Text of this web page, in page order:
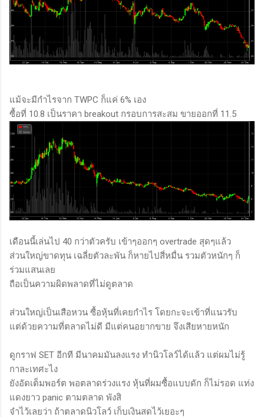
แม้จะมีกำไรจาก TWPC ก็แค่ 6% เอง
ซื้อที่ 10.8 เป็นราคา breakout กรอบการสะสม ขายออกที่ 11.5
เดือนนี้เล่นไป 40 กว่าตัวครับ เข้าๆออกๆ overtrade สุดๆแล้ว
ส่วนใหญ่ขาดทุน เฉลี่ยตัวละพัน ก็หายไปสี่หมื่น รวมตัวหนักๆ ก็
ร่วมแสนเลย
ถือเป็นความผิดพลาดที่ไม่ดูตลาด
ส่วนใหญ่เป็นเสือหวน ซื้อหุ้นที่เคยกำไร โดยกะจะเข้าที่แนวรับ
แต่ด้วยความที่ตลาดไม่ดี มีแต่คนอยากขาย จึงเสียหายหนัก
ดูกราฟ SET อีกที มีนาคมมันลงแรง ทำนิวโลว์ได้แล้ว แต่ผมไม่รู้
กาละเทศะไง
ยังอัดเต็มพอร์ต พอตลาดร่วงแรง หุ้นที่ผมซื้อแบบดัก ก็ไม่รอด แท่ง
แดงยาว panic ตามตลาด พังสิ
จำไว้เลยว่า ถ้าตลาดนิวโลว์ เก็บเงินสดไว้เยอะๆ